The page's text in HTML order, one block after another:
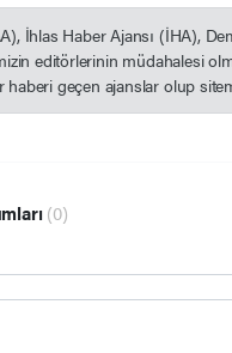
İhlas Haber Ajansı (İHA),
editörlerinin müdahalesi
haberi geçen ajanslar olup
(0)